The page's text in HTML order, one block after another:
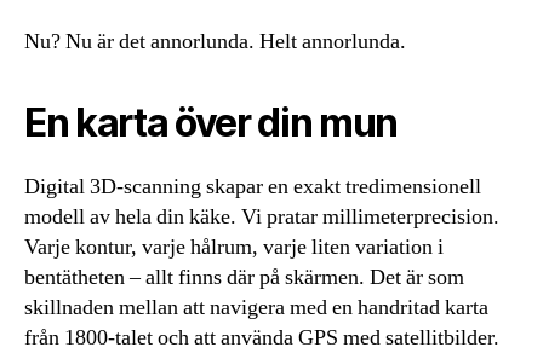
Nu? Nu är det annorlunda. Helt annorlunda.
En karta över din mun
Digital 3D-scanning skapar en exakt tredimensionell
modell av hela din käke. Vi pratar millimeterprecision.
Varje kontur, varje hålrum, varje liten variation i
bentätheten – allt finns där på skärmen. Det är som
skillnaden mellan att navigera med en handritad karta
från 1800-talet och att använda GPS med satellitbilder.